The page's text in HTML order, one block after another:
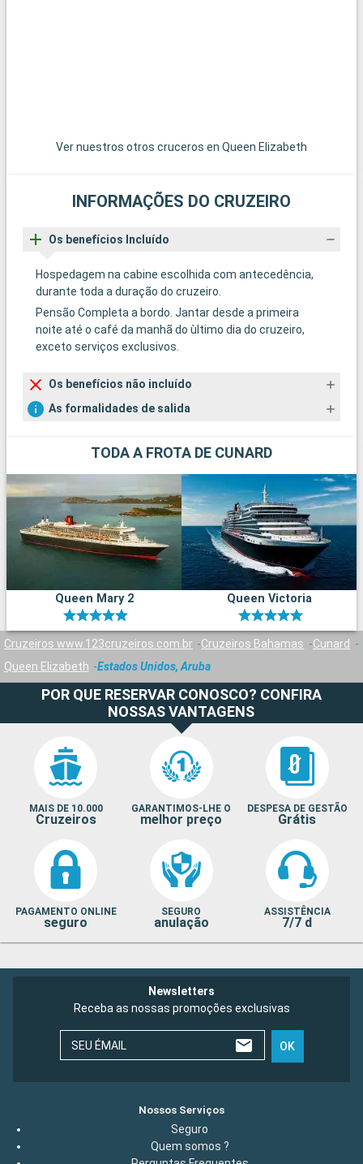
Ver nuestros otros cruceros en Queen Elizabeth
INFORMAÇÕES DO CRUZEIRO
Os benefícios Incluído
Hospedagem na cabine escolhida com antecedência,
durante toda a duração do cruzeiro.
Pensão Completa a bordo. Jantar desde a primeira
noite até o café da manhã do ùltimo dia do cruzeiro,
exceto serviços exclusivos.
Os benefícios não incluído
As formalidades de salida
TODA A FROTA DE CUNARD
Queen Mary 2 Queen Victoria
Cruzeiros www.123cruzeiros.com.br Cruzeiros Bahamas
Cunard
Queen Elizabeth
Estados Unidos, Aruba
POR QUE RESERVAR CONOSCO? CONFIRA
NOSSAS VANTAGENS
MAIS DE 10.000
Cruzeiros
GARANTIMOS-LHE O
melhor preço
DESPESA DE GESTÃO
Grátis
PAGAMENTO ONLINE
seguro
SEGURO
anulação
ASSISTÊNCIA
7/7 d
Newsletters
Receba as nossas promoções exclusivas
SEU ÉMAIL OK
Nossos Serviços
Seguro
Quem somos ?